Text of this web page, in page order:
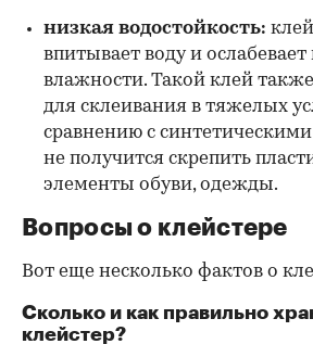
низкая водостойкость:
впитывает воду и
влажности. Такой клей
для склеивания в тяжелых
сравнению с
не получится скрепить
элементы обуви, одежды.
Вопросы о клейстере
Вот еще несколько фактов о
Сколько и как правильно
клейстер?